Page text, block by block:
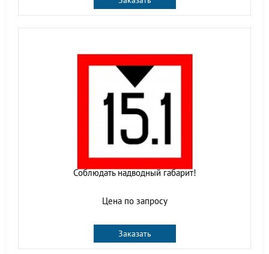
Соблюдать надводный габарит!
Цена по запросу
Заказать